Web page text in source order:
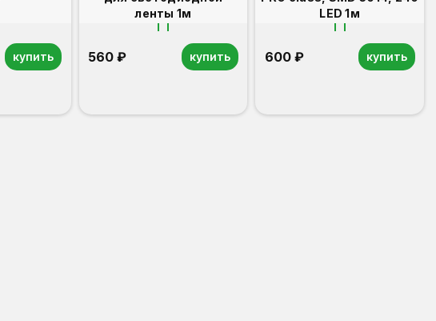
купить
ленты 1м
560 ₽ купить
LED 1м
600 ₽ купить